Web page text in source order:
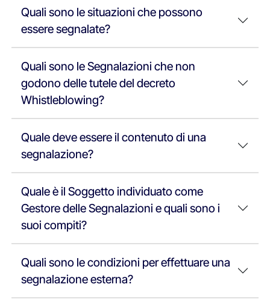
Quali sono le situazioni che possono
essere segnalate?
Quali sono le Segnalazioni che non
godono delle tutele del decreto
Whistleblowing?
Quale deve essere il contenuto di una
segnalazione?
Quale è il Soggetto individuato come
Gestore delle Segnalazioni e quali sono i
suoi compiti?
Quali sono le condizioni per effettuare una
segnalazione esterna?